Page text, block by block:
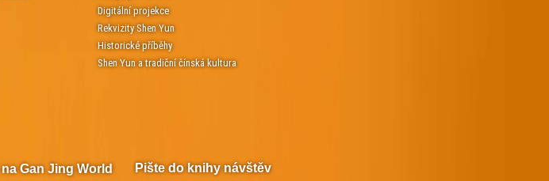
Digitální projekce
Rekvizity Shen Yun
Historické příběhy
Shen Yun a tradiční čínská kultura
Gan Jing World Pište do knihy návštěv